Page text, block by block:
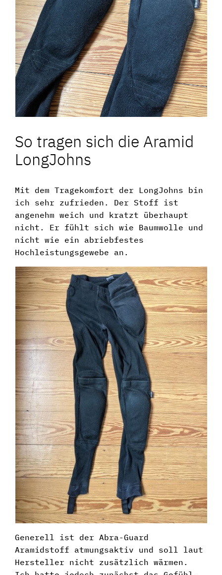
So tragen sich die Aramid
LongJohns
Mit dem Tragekomfort der LongJohns bin
ich sehr zufrieden. Der Stoff ist
angenehm weich und kratzt überhaupt
nicht. Er fühlt sich wie Baumwolle und
nicht wie ein abriebfestes
Hochleistungsgewebe an.
Generell ist der Abra-Guard
Aramidstoff atmungsaktiv und soll laut
Hersteller nicht zusätzlich wärmen.